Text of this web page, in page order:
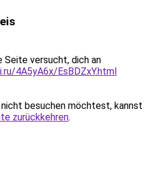
Seite versucht, dich an
4A5yA6x/EsBDZxY.html
besuchen möchtest, kannst
zurückkehren.